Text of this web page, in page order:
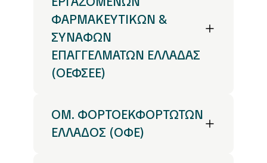
ΦΑΡΜΑΚΕΥΤΙΚΩΝ &
ΣΥΝΑΦΩΝ
ΕΠΑΓΓΕΛΜΑΤΩΝ ΕΛΛΑΔΑΣ
(ΟΕΦΣΕΕ)
ΟΜ. ΦΟΡΤΟΕΚΦΟΡΤΩΤΩΝ
ΕΛΛΑΔΟΣ (ΟΦΕ)